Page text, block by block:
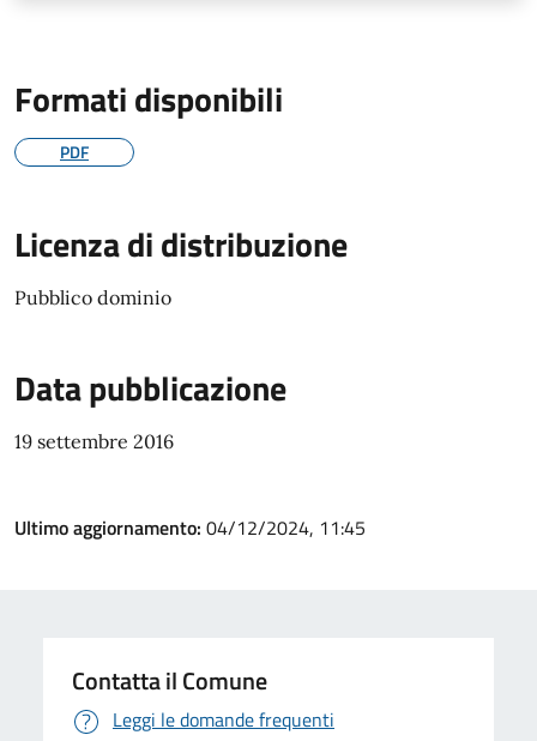
Formati disponibili
PDF
Licenza di distribuzione
Pubblico dominio
Data pubblicazione
19 settembre 2016
Ultimo aggiornamento: 04/12/2024, 11:45
Contatta il Comune
Leggi le domande frequenti